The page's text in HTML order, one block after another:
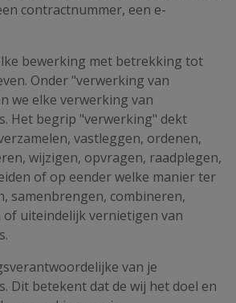
contractnummer, een e-
bewerking met betrekking tot
Onder "verwerking van
we elke verwerking van
Het begrip "verwerking" dekt
vastleggen, ordenen,
wijzigen, opvragen, raadplegen,
of op eender welke manier ter
samenbrengen, combineren,
of uiteindelijk vernietigen van
van je
Dit betekent dat de wij het doel en